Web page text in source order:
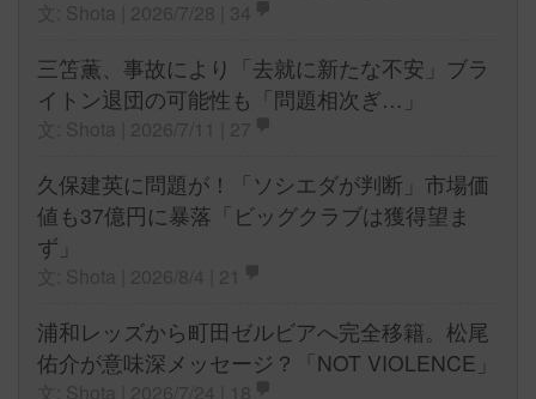
三笘薫、事故により「去就に新たな不安」ブラ
イトン退団の可能性も「問題相次ぎ…」
久保建英に問題が！「ソシエダが判断」市場価
値も37億円に暴落「ビッグクラブは獲得望ま
ず」
浦和レッズから町田ゼルビアへ完全移籍。松尾
佑介が意味深メッセージ？「NOT VIOLENCE」